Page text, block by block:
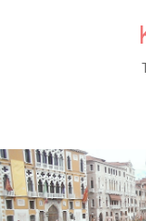
de
content